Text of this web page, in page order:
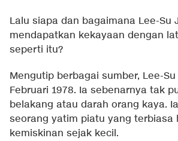
Lalu siapa dan bagaimana Lee-Su
mendapatkan kekayaan dengan
seperti itu?
Mengutip berbagai sumber, Lee-
Februari 1978. Ia sebenarnya tak
belakang atau darah orang kaya.
seorang yatim piatu yang terbiasa
kemiskinan sejak kecil.